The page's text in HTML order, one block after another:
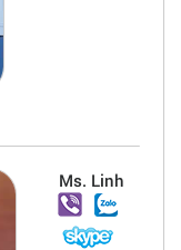
Ms. Linh